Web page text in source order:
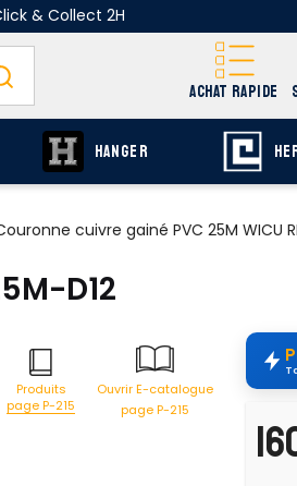
& Collect 2H
ACHAT RAPIDE
HANGER
cuivre gainé PVC 25M WICU
D12
Produits
page P-215
Ouvrir E-catalogue
page P-215